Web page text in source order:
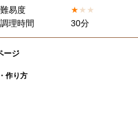
易度
★★ ★
理時間
30分
ージ
作り方